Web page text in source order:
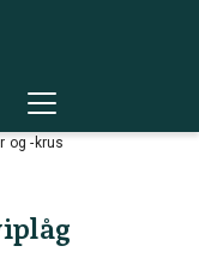
og -krus